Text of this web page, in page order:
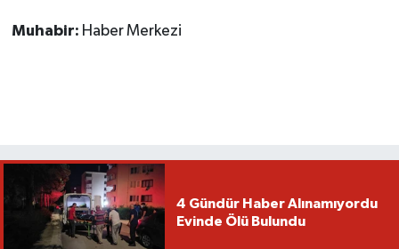
Muhabir: Haber Merkezi
4 Gündür Haber Alınamıyordu
Evinde Ölü Bulundu